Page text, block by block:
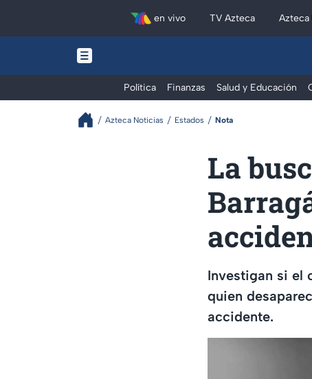
en vivo TV Azteca Azteca
Política Finanzas Salud y Educación
Azteca Noticias Estados Nota
La
Investigan si el
quien
accidente.